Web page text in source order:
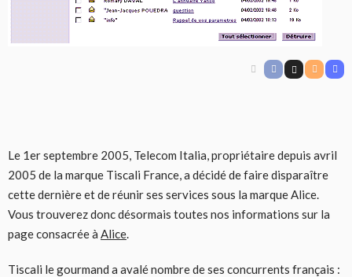
Le 1er septembre 2005, Telecom Italia, propriétaire depuis avril
2005 de la marque Tiscali France, a décidé de faire disparaître
cette dernière et de réunir ses services sous la marque Alice.
Vous trouverez donc désormais toutes nos informations sur la
page consacrée à Alice.
Tiscali le gourmand a avalé nombre de ses concurrents français :